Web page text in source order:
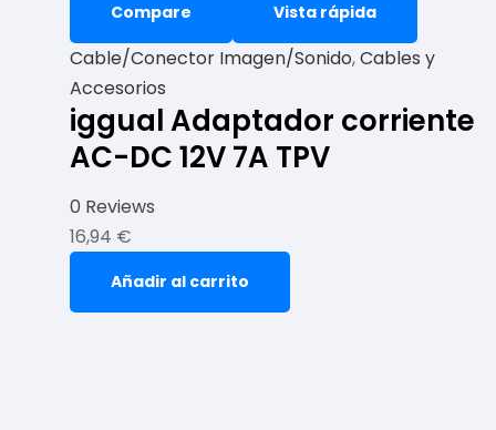
Compare Vista rápida
Cable/Conector Imagen/Sonido,Cables y
Accesorios
iggual Adaptador corriente
AC-DC 12V 7A TPV
0 Reviews
16,94 €
Añadir al carrito